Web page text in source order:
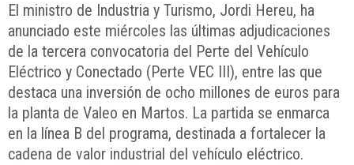
El ministro de Industria y Turismo, Jordi Hereu, ha
anunciado este miércoles las últimas adjudicaciones
de la tercera convocatoria del Perte del Vehículo
Eléctrico y Conectado (Perte VEC III), entre las que
destaca una inversión de ocho millones de euros para
la planta de Valeo en Martos. La partida se enmarca
en la línea B del programa, destinada a fortalecer la
cadena de valor industrial del vehículo eléctrico.